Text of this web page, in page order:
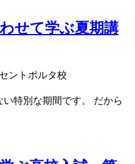
せて学ぶ夏期講
ントポルタ校
特別な期間です。 だから